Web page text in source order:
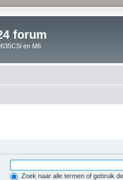
forum
en M6
Zoek naar alle termen of gebruik